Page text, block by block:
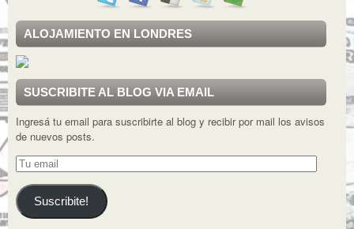
ALOJAMIENTO EN LONDRES
SUSCRIBITE AL BLOG VIA EMAIL
Ingresá tu email para suscribirte al blog y recibir por mail los avisos
de nuevos posts.
Tu
email
Suscribite!